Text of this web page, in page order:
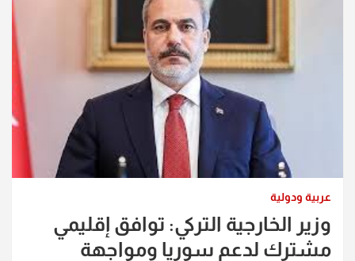
عربية ودولية
وزير الخارجية التركي: توافق إقليمي
مشترك لدعم سوريا ومواجهة